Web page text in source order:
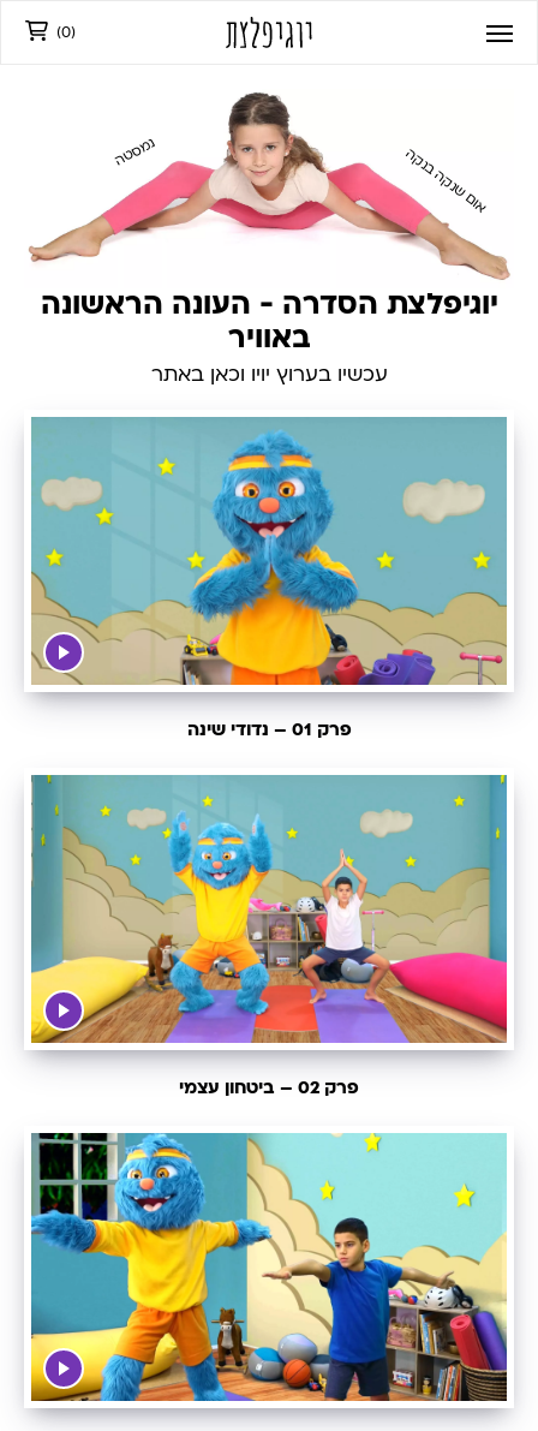
(
0
)
אום שנקה בנקה נמסטה
יוגיפלצת הסדרה - העונה הראשונה
באוויר
עכשיו בערוץ יויו וכאן באתר
פרק 01 – נדודי שינה
פרק 02 – ביטחון עצמי